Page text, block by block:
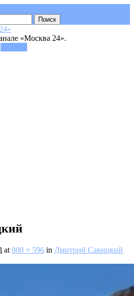
«Москва 24».
at 800 × 596 in Дмитрий Савицкий